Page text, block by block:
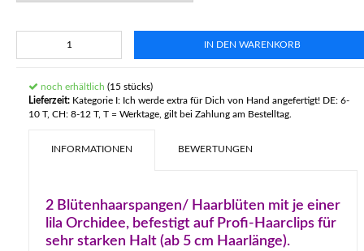
IN DEN WARENKORB
noch erhältlich (15 stücks)
Lieferzeit: Kategorie I: Ich werde extra für Dich von Hand angefertigt! DE: 6-
10 T, CH: 8-12 T, T = Werktage, gilt bei Zahlung am Bestelltag.
INFORMATIONEN BEWERTUNGEN
2 Blütenhaarspangen/ Haarblüten mit je einer
lila Orchidee, befestigt auf Profi-Haarclips für
sehr starken Halt (ab 5 cm Haarlänge).